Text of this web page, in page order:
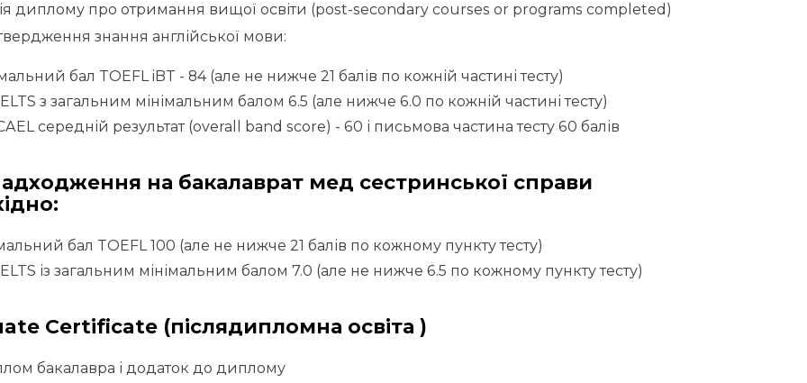
диплому про отримання вищої освіти (post-secondary courses or programs completed)
знання англійської мови:
бал TOEFL iBT - 84 (але не нижче 21 балів по кожній частині тесту)
з загальним мінімальним балом 6.5 (але нижче 6.0 по кожній частині тесту)
середній результат (overall band score) - 60 і письмова частина тесту 60 балів
на бакалаврат мед сестринської справи
бал TOEFL 100 (але не нижче 21 балів по кожному пункту тесту)
із загальним мінімальним балом 7.0 (але не нижче 6.5 по кожному пункту тесту)
Certificate (післядипломна освіта )
бакалавра і додаток до диплому